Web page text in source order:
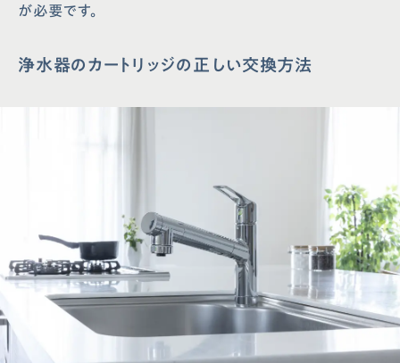
が必要です。
浄水器のカートリッジの正しい交換方法